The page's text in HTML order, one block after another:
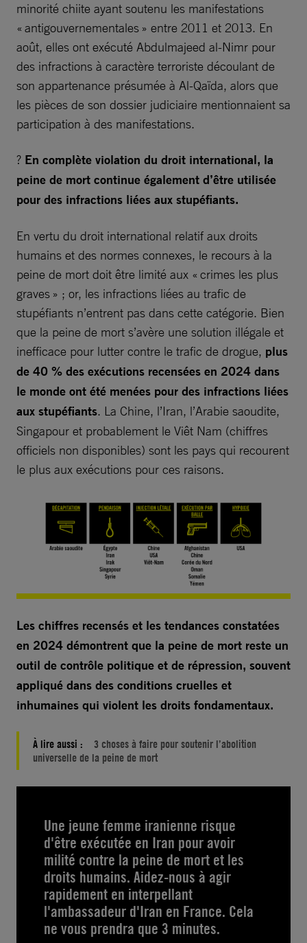
minorité chiite ayant soutenu les manifestations
« antigouvernementales » entre 2011 et 2013. En
août, elles ont exécuté Abdulmajeed al-Nimr pour
des infractions à caractère terroriste découlant de
son appartenance présumée à Al-Qaïda, alors que
les pièces de son dossier judiciaire mentionnaient sa
participation à des manifestations.
? En complète violation du droit international, la
peine de mort continue également d’être utilisée
pour des infractions liées aux stupéfiants.
En vertu du droit international relatif aux droits
humains et des normes connexes, le recours à la
peine de mort doit être limité aux « crimes les plus
graves » ; or, les infractions liées au trafic de
stupéfiants n’entrent pas dans cette catégorie. Bien
que la peine de mort s’avère une solution illégale et
inefficace pour lutter contre le trafic de drogue, plus
de 40 % des exécutions recensées en 2024 dans
le monde ont été menées pour des infractions liées
aux stupéfiants. La Chine, l’Iran, l’Arabie saoudite,
Singapour et probablement le Viêt Nam (chiffres
officiels non disponibles) sont les pays qui recourent
le plus aux exécutions pour ces raisons.
Les chiffres recensés et les tendances constatées
en 2024 démontrent que la peine de mort reste un
outil de contrôle politique et de répression, souvent
appliqué dans des conditions cruelles et
inhumaines qui violent les droits fondamentaux.
À lire aussi :
3 choses à faire pour soutenir l’abolition
universelle de la peine de mort
Une jeune femme iranienne risque
d'être exécutée en Iran pour avoir
milité contre la peine de mort et les
droits humains. Aidez-nous à agir
rapidement en interpellant
l'ambassadeur d'Iran en France. Cela
ne vous prendra que 3 minutes.